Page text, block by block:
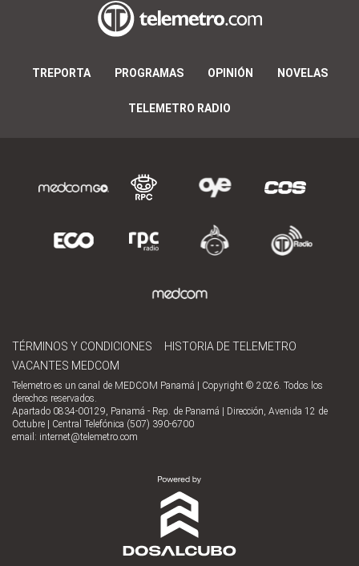
TREPORTA PROGRAMAS OPINIÓN NOVELAS
TELEMETRO RADIO
TÉRMINOS Y CONDICIONES
HISTORIA DE TELEMETRO
VACANTES MEDCOM
Telemetro es un canal de MEDCOM Panamá | Copyright © 2026. Todos los
derechos reservados.
Apartado 0834-00129, Panamá - Rep. de Panamá | Dirección, Avenida 12 de
Octubre | Central Telefónica (507) 390-6700
email: internet@telemetro.com